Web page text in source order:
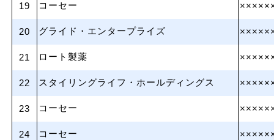
19 コーセー
20 グライド・エンタープライズ
21 ロート製薬
22 スタイリングライフ・ホールディングス
23 コーセー
24 コーセー